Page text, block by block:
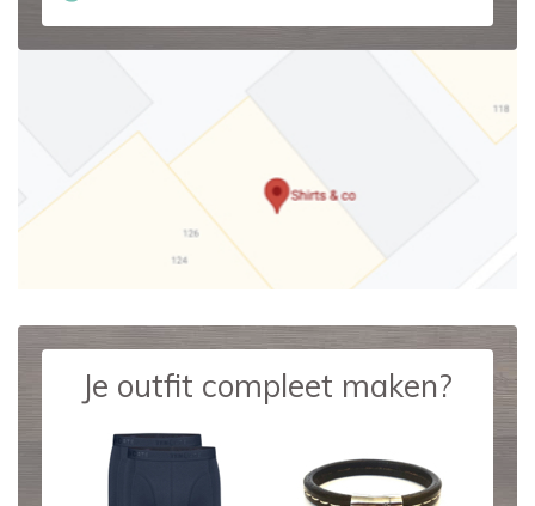
Je outfit compleet maken?